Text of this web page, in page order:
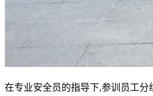
在专业安全员的指导下,参训员工分